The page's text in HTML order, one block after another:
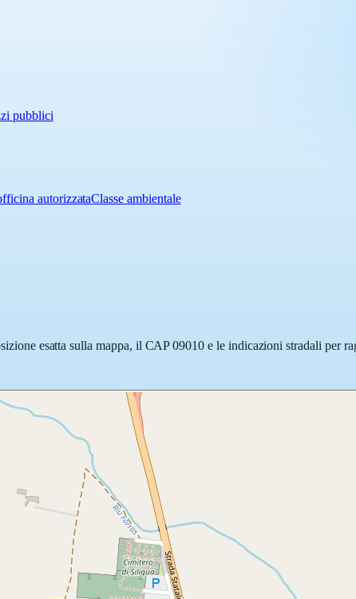
pubblici
autorizzataClasse ambientale
esatta sulla mappa, il CAP 09010 e le indicazioni stradali per